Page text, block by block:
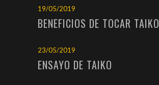
19/05/2019
BENEFICIOS DE TOCAR TAIKO
23/05/2019
ENSAYO DE TAIKO